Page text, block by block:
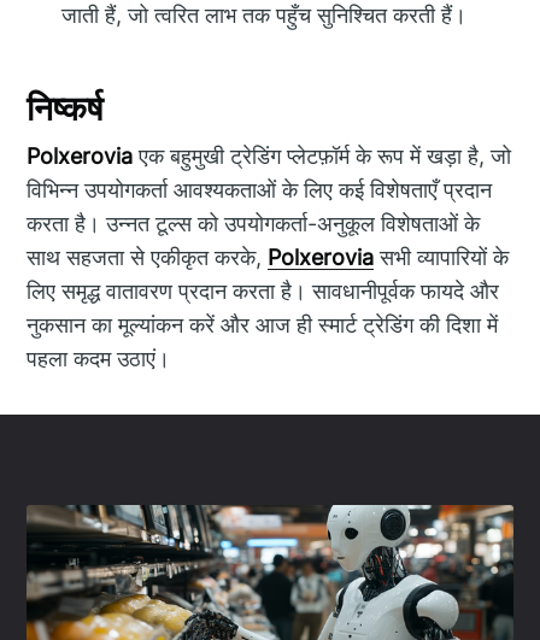
जाती हैं, जो त्वरित लाभ तक पहुँच सुनिश्चित करती हैं।
निष्कर्ष
Polxeroviaएक बहुमुखी ट्रेडिंग प्लेटफ़ॉर्म के रूप में खड़ा है, जो
विभिन्न उपयोगकर्ता आवश्यकताओं के लिए कई विशेषताएँ प्रदान
करता है। उन्नत टूल्स को उपयोगकर्ता-अनुकूल विशेषताओं के
साथ सहजता से एकीकृत करके, Polxeroviaसभी व्यापारियों के
लिए समृद्ध वातावरण प्रदान करता है। सावधानीपूर्वक फायदे और
नुकसान का मूल्यांकन करें और आज ही स्मार्ट ट्रेडिंग की दिशा में
पहला कदम उठाएं।